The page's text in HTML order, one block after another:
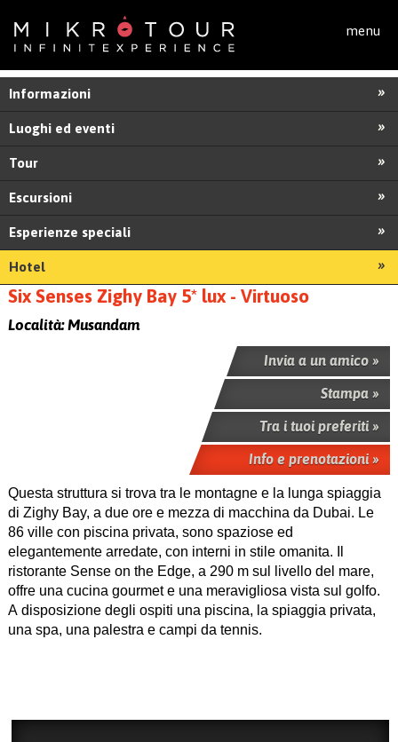
menu
Informazioni
Luoghi ed eventi
Tour
Escursioni
Esperienze speciali
Hotel
Six Senses Zighy Bay 5* lux - Virtuoso
Località:Musandam
Invia a un amico »
Stampa »
Tra i tuoi preferiti »
Info e prenotazioni »
Questa struttura si trova tra le montagne e la lunga spiaggia
di Zighy Bay, a due ore e mezza di macchina da Dubai. Le
86 ville con piscina privata, sono spaziose ed
elegantemente arredate, con interni in stile omanita. Il
ristorante Sense on the Edge, a 290 m sul livello del mare,
offre una cucina gourmet e una meravigliosa vista sul golfo.
A disposizione degli ospiti una piscina, la spiaggia privata,
una spa, una palestra e campi da tennis.